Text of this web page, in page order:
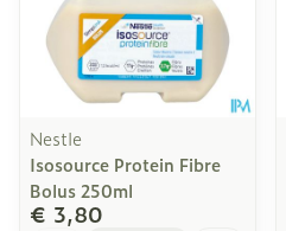
Nestle
Isosource Protein Fibre
Bolus 250ml
€ 3,80